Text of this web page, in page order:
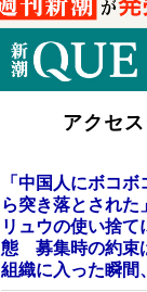
アクセ
「中国人にボコ
ら突き落とされ
リュウの使い捨
態 募集時の約束
組織に入った瞬間